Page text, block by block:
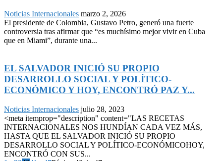
Noticias Internacionales marzo 2, 2026
El presidente de Colombia, Gustavo Petro, generó una fuerte
controversia tras afirmar que “es muchísimo mejor vivir en Cuba
que en Miami”, durante una...
EL SALVADOR INICIÓ SU PROPIO
DESARROLLO SOCIAL Y POLÍTICO-
ECONÓMICO Y HOY, ENCONTRÓ PAZ Y...
Noticias Internacionales julio 28, 2023
<meta itemprop="description" content="LAS RECETAS
INTERNACIONALES NOS HUNDÍAN CADA VEZ MÁS,
HASTA QUE EL SALVADOR INICIÓ SU PROPIO
DESARROLLO SOCIAL Y POLÍTICO-ECONÓMICOHOY,
ENCONTRÓ CON SUS...